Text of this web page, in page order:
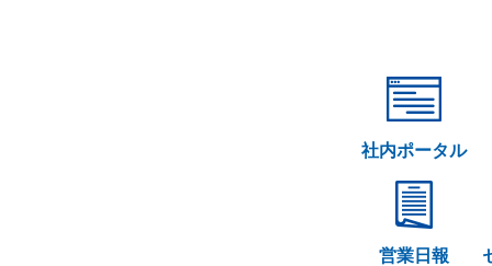
社内ポータル
営業日報